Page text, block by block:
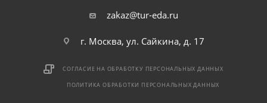
zakaz@tur-eda.ru
г. Москва, ул. Сайкина, д. 17
СОГЛАСИЕ НА ОБРАБОТКУ ПЕРСОНАЛЬНЫХ ДАННЫХ
ПОЛИТИКА ОБРАБОТКИ ПЕРСОНАЛЬНЫХ ДАННЫХ